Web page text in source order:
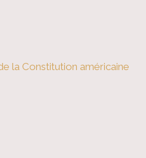
la Constitution américaine